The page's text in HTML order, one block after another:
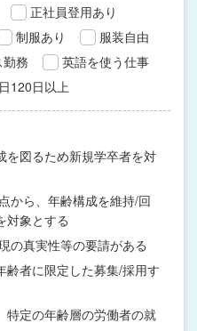
正社員登用あり
制服あり
服装自由
務
英語を使う仕事
120日以上
を図るため新規学卒者を対
から、年齢構成を維持/回
対象とする
の真実性等の要請がある
齢者に限定した募集/採用す
特定の年齢層の労働者の就